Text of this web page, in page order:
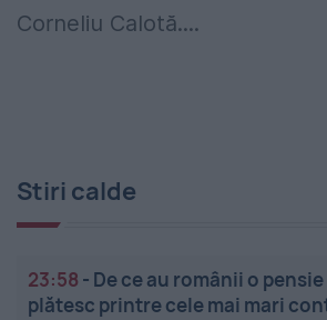
Corneliu Calotă....
Stiri calde
23:58 - De ce au românii o
plătesc printre cele mai mari